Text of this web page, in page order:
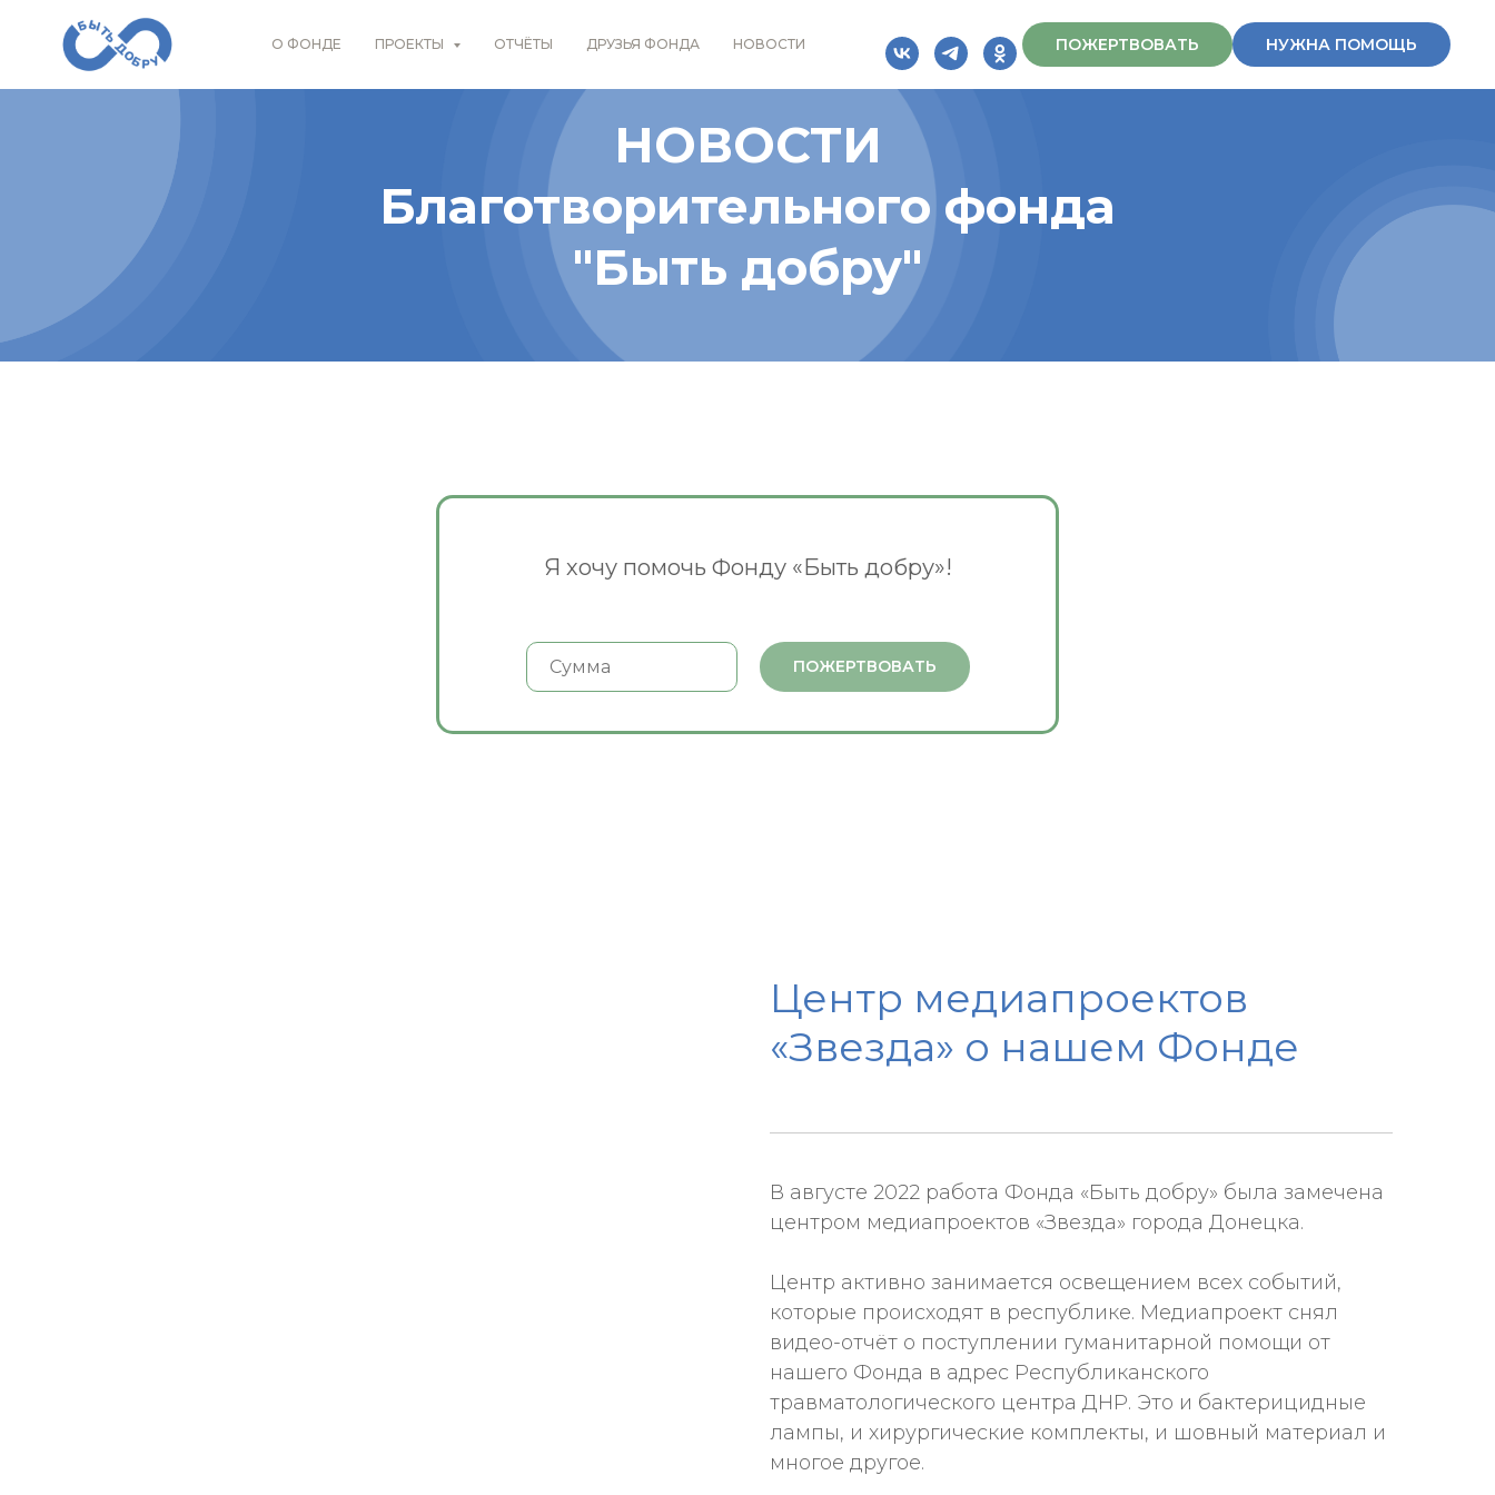
О ФОНДЕ ПРОЕКТЫ ОТЧЁТЫ ДРУЗЬЯ ФОНДА НОВОСТИ ПОЖЕРТВОВАТЬ НУЖНА ПОМОЩЬ
НОВОСТИ
Благотворительного фонда
"Быть добру"
Я хочу помочь Фонду «Быть добру»!
ПОЖЕРТВОВАТЬ
Центр медиапроектов
«Звезда» о нашем Фонде
В августе 2022 работа Фонда «Быть добру» была замечена
центром медиапроектов «Звезда» города Донецка.
Центр активно занимается освещением всех событий,
которые происходят в республике. Медиапроект снял
видео-отчёт о поступлении гуманитарной помощи от
нашего Фонда в адрес Республиканского
травматологического центра ДНР. Это и бактерицидные
лампы, и хирургические комплекты, и шовный материал и
многое другое.